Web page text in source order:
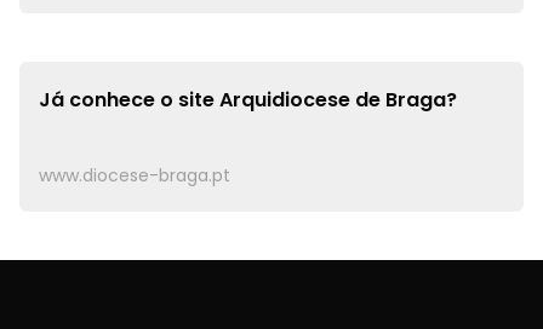
Já conhece o siteArquidiocese de Braga?
www.diocese-braga.pt